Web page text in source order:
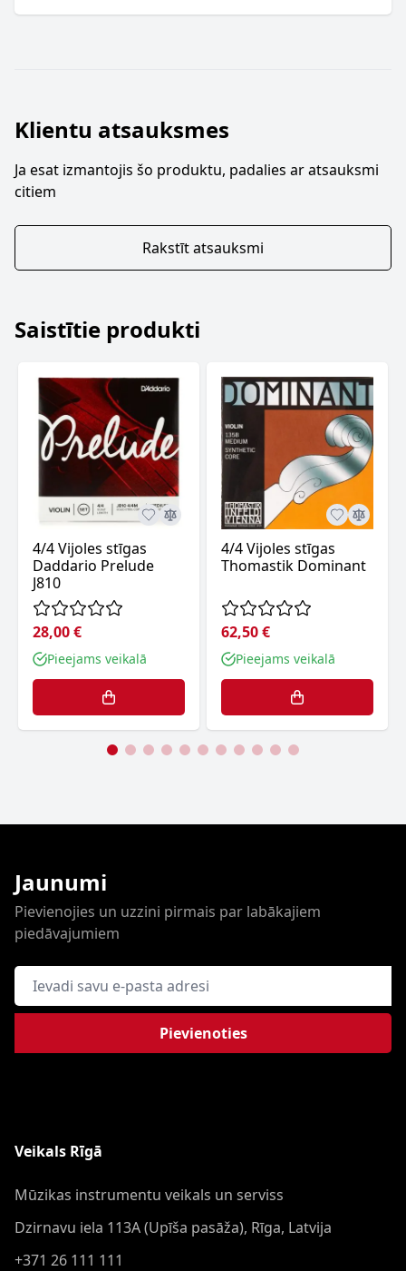
Klientu atsauksmes
Ja esat izmantojis šo produktu, padalies ar atsauksmi
citiem
Rakstīt atsauksmi
Saistītie produkti
4/4 Vijoles stīgas
Daddario Prelude
J810
28,00 €
Pieejams veikalā
4/4 Vijoles stīgas
Thomastik Dominant
62,50 €
Pieejams veikalā
Jaunumi
Pievienojies un uzzini pirmais par labākajiem
piedāvajumiem
E-pasta adrese
Pievienoties
Veikals Rīgā
Mūzikas instrumentu veikals un serviss
Dzirnavu iela 113A (Upīša pasāža), Rīga, Latvija
+371 26 111 111